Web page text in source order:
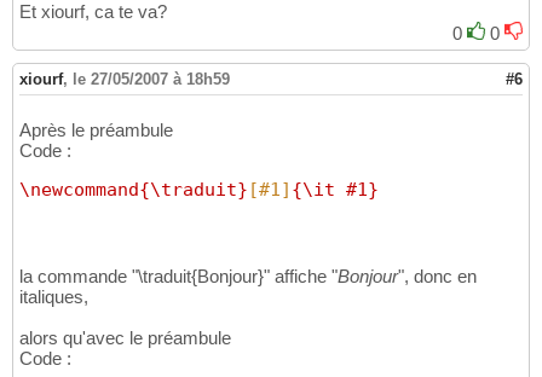
Et xiourf, ca te va?
0
0
xiourf, le 27/05/2007 à 18h59 #6
Après le préambule
Code :
\newcommand{\traduit} [#1] {\it #1}
la commande "\traduit{Bonjour}" affiche "Bonjour", donc en
italiques,
alors qu'avec le préambule
Code :